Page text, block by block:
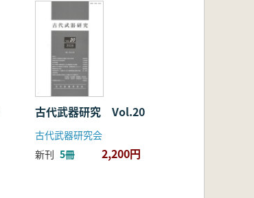
古代武器研究 Vol.20
古代武器研究会
新刊 5冊 2,200円